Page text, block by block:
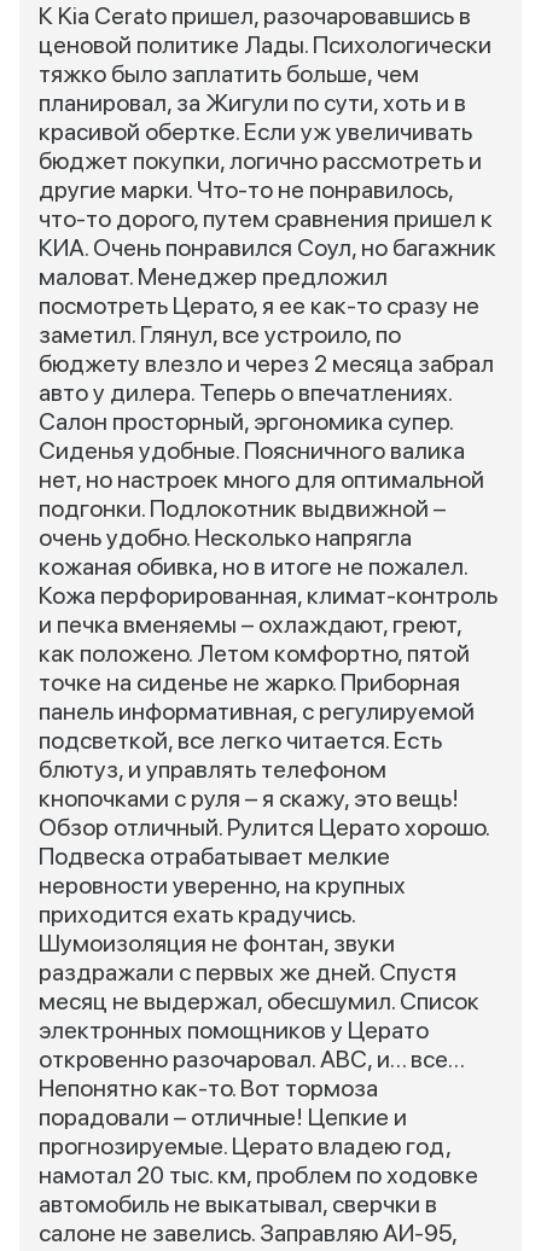
К Kia Cerato пришел, разочаровавшись в
ценовой политике Лады. Психологически
тяжко было заплатить больше, чем
планировал, за Жигули по сути, хоть и в
красивой обертке. Если уж увеличивать
бюджет покупки, логично рассмотреть и
другие марки. Что-то не понравилось,
что-то дорого, путем сравнения пришел к
КИА. Очень понравился Соул, но багажник
маловат. Менеджер предложил
посмотреть Церато, я ее как-то сразу не
заметил. Глянул, все устроило, по
бюджету влезло и через 2 месяца забрал
авто у дилера. Теперь о впечатлениях.
Салон просторный, эргономика супер.
Сиденья удобные. Поясничного валика
нет, но настроек много для оптимальной
подгонки. Подлокотник выдвижной –
очень удобно. Несколько напрягла
кожаная обивка, но в итоге не пожалел.
Кожа перфорированная, климат-контроль
и печка вменяемы – охлаждают, греют,
как положено. Летом комфортно, пятой
точке на сиденье не жарко. Приборная
панель информативная, с регулируемой
подсветкой, все легко читается. Есть
блютуз, и управлять телефоном
кнопочками с руля – я скажу, это вещь!
Обзор отличный. Рулится Церато хорошо.
Подвеска отрабатывает мелкие
неровности уверенно, на крупных
приходится ехать крадучись.
Шумоизоляция не фонтан, звуки
раздражали с первых же дней. Спустя
месяц не выдержал, обесшумил. Список
электронных помощников у Церато
откровенно разочаровал. АВС, и… все…
Непонятно как-то. Вот тормоза
порадовали – отличные! Цепкие и
прогнозируемые. Церато владею год,
намотал 20 тыс. км, проблем по ходовке
автомобиль не выкатывал, сверчки в
салоне не завелись. Заправляю АИ-95,